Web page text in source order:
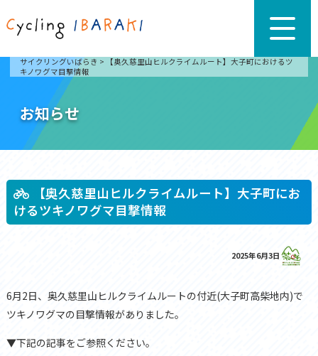
サイクリングいばらき >
【奥久慈里山ヒルクライムルート】大子町におけるツ
キノワグマ目撃情報
お知らせ
【奥久慈里山ヒルクライムルート】大子町にお
けるツキノワグマ目撃情報
2025年6月3日
6月2日、奥久慈里山ヒルクライムルートの付近(大子町高柴地内)で
ツキノワグマの目撃情報がありました。
▼下記の記事をご参照ください。